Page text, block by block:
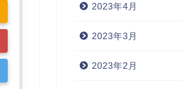
2023年4月
2023年3月
2023年2月